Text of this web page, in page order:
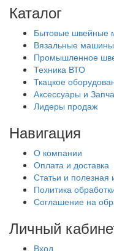
Каталог
Бытовые швейные
Вязальные машины
Промышленное
Техника ВТО
Ткацкое
Аксессуары и
Лидеры продаж
Навигация
О компании
Оплата и доставка
Статьи и
Политика
Соглашение на
Личный
Вход